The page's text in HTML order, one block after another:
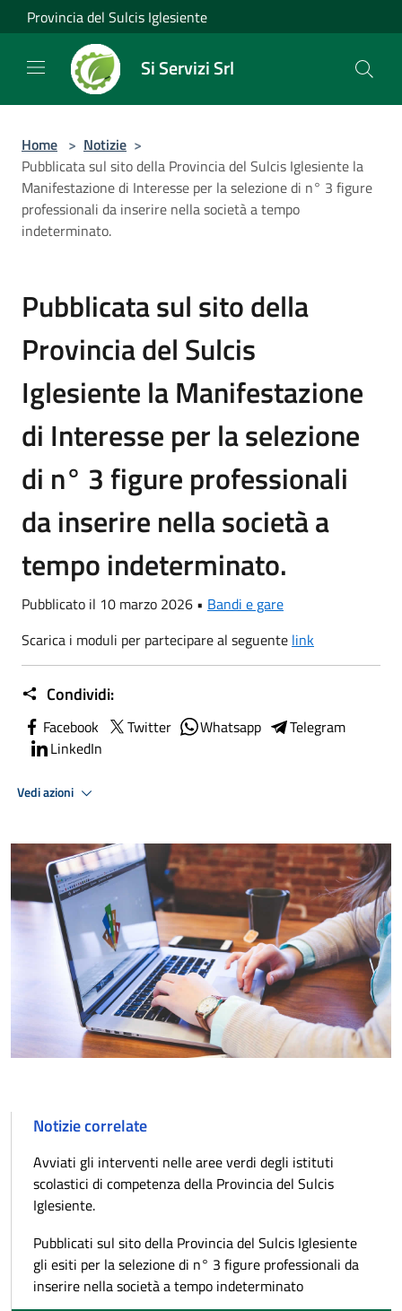
Salta al contenuto principale
Provincia del Sulcis Iglesiente
Si Servizi Srl
Home > Notizie >
Pubblicata sul sito della Provincia del Sulcis Iglesiente la
Manifestazione di Interesse per la selezione di n° 3 figure
professionali da inserire nella società a tempo
indeterminato.
Pubblicata sul sito della
Provincia del Sulcis
Iglesiente la Manifestazione
di Interesse per la selezione
di n° 3 figure professionali
da inserire nella società a
tempo indeterminato.
Pubblicato il 10 marzo 2026 • Bandi e gare
Scarica i moduli per partecipare al seguente link
Condividi:
Facebook Twitter Whatsapp
Telegram
LinkedIn
Vedi azioni
Notizie correlate
Avviati gli interventi nelle aree verdi degli istituti
scolastici di competenza della Provincia del Sulcis
Iglesiente.
Pubblicati sul sito della Provincia del Sulcis Iglesiente
gli esiti per la selezione di n° 3 figure professionali da
inserire nella società a tempo indeterminato